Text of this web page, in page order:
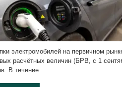
электромобилей на первичном
расчётных величин (БРВ, с 1
В течение ...